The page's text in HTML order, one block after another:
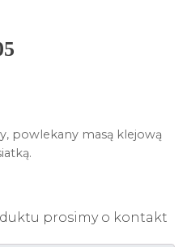
powlekany masą klejową
prosimy o kontakt